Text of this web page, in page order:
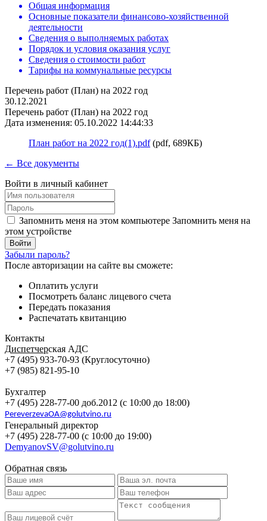
Общая информация
Основные показатели финансово-хозяйственной
деятельности
Сведения о выполняемых работах
Порядок и условия оказания услуг
Сведения о стоимости работ
Тарифы на коммунальные ресурсы
Перечень работ (План) на 2022 год
30.12.2021
Перечень работ (План) на 2022 год
Дата изменения: 05.10.2022 14:44:33
План работ на 2022 год(1).pdf(pdf, 689КБ)
← Все документы
Войти в личный кабинет
Запомнить меня на этом компьютере Запомнить меня на
этом устройстве
Забыли пароль?
После авторизации на сайте вы сможете:
Оплатить услуги
Посмотреть баланс лицевого счета
Передать показания
Распечатать квитанцию
Контакты
Диспетчерская АДС
+7 (495) 933-70-93 (Круглосуточно)
+7 (985) 821-95-10
Бухгалтер
+7 (495) 228-77-00 доб.2012 (с 10:00 до 18:00)
PereverzevaOA@golutvino.ru
Генеральный директор
+7 (495) 228-77-00 (с 10:00 до 19:00)
DemyanovSV@golutvino.ru
Обратная связь